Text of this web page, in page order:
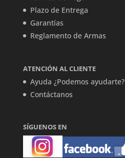
Plazo de Entrega
Garantías
Reglamento de Armas
ATENCIÓN AL CLIENTE
Ayuda ¿Podemos ayudarte?
Contáctanos
SÍGUENOS EN